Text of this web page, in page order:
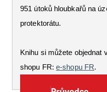
951 útoků hloubkařů na
protektorátu.
Knihu si můžete objednat
shopu FR: e-shopu FR.